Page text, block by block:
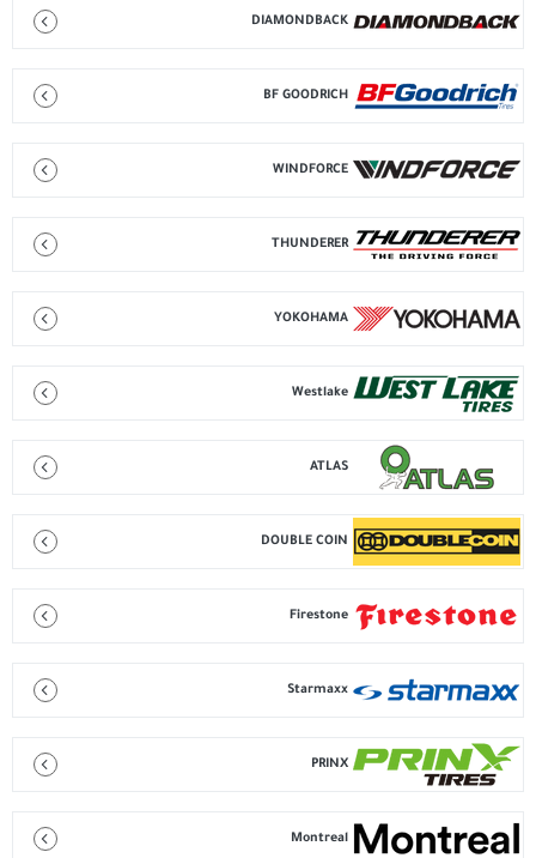
DIAMONDBACK
BF GOODRICH
WINDFORCE
THUNDERER
YOKOHAMA
Westlake
ATLAS
DOUBLE COIN
Firestone
Starmaxx
PRINX
Montreal